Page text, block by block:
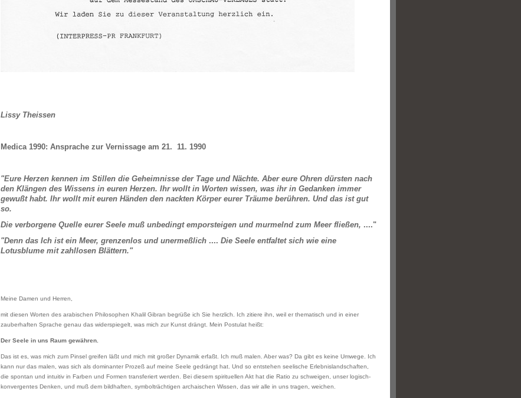
Lissy Theissen
Medica 1990: Ansprache zur Vernissage am 21. 11. 1990
"Eure Herzen kennen im Stillen die Geheimnisse der Tage und Nächte. Aber eure Ohren dürsten nach
den Klängen des Wissens in euren Herzen. Ihr wollt in Worten wissen, was ihr in Gedanken immer
gewußt habt. Ihr wollt mit euren Händen den nackten Körper eurer Träume berühren. Und das ist gut
so.
Die verborgene Quelle eurer Seele muß unbedingt emporsteigen und murmelnd zum Meer fließen, ...."
"Denn das Ich ist ein Meer, grenzenlos und unermeßlich .... Die Seele entfaltet sich wie eine
Lotusblume mit zahllosen Blättern."
Meine Damen und Herren,
mit diesen Worten des arabischen Philosophen Khalil Gibran begrüße ich Sie herzlich. Ich zitiere ihn, weil er thematisch und in einer
zauberhaften Sprache genau das widerspiegelt, was mich zur Kunst drängt. Mein Postulat heißt:
Der Seele in uns Raum gewähren.
Das ist es, was mich zum Pinsel greifen läßt und mich mit großer Dynamik erfaßt. Ich muß malen. Aber was? Da gibt es keine Umwege. Ich
kann nur das malen, was sich als dominanter Prozeß auf meine Seele gedrängt hat. Und so entstehen seelische Erlebnislandschaften,
die spontan und intuitiv in Farben und Formen transferiert werden. Bei diesem spirituellen Akt hat die Ratio zu schweigen, unser logisch-
konvergentes Denken, und muß dem bildhaften, symbolträchtigen archaischen Wissen, das wir alle in uns tragen, weichen.